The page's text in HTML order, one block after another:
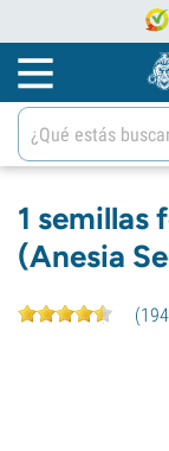
1 semillas
(Anesia
(194